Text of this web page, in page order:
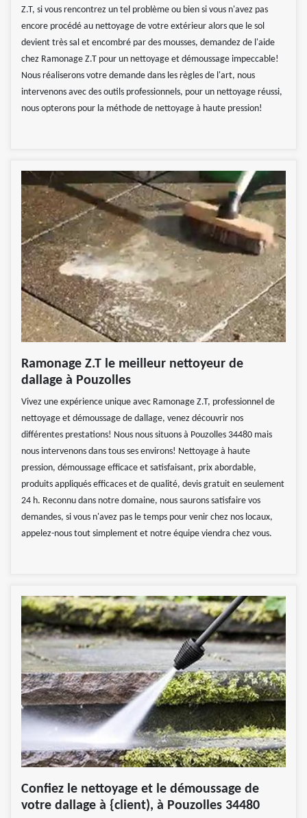
Z.T, si vous rencontrez un tel problème ou bien si vous n'avez pas
encore procédé au nettoyage de votre extérieur alors que le sol
devient très sal et encombré par des mousses, demandez de l'aide
chez Ramonage Z.T pour un nettoyage et démoussage impeccable!
Nous réaliserons votre demande dans les règles de l'art, nous
intervenons avec des outils professionnels, pour un nettoyage réussi,
nous opterons pour la méthode de nettoyage à haute pression!
Ramonage Z.T le meilleur nettoyeur de
dallage à Pouzolles
Vivez une expérience unique avec Ramonage Z.T, professionnel de
nettoyage et démoussage de dallage, venez découvrir nos
différentes prestations! Nous nous situons à Pouzolles 34480 mais
nous intervenons dans tous ses environs! Nettoyage à haute
pression, démoussage efficace et satisfaisant, prix abordable,
produits appliqués efficaces et de qualité, devis gratuit en seulement
24 h. Reconnu dans notre domaine, nous saurons satisfaire vos
demandes, si vous n'avez pas le temps pour venir chez nos locaux,
appelez-nous tout simplement et notre équipe viendra chez vous.
Confiez le nettoyage et le démoussage de
votre dallage à {client), à Pouzolles 34480